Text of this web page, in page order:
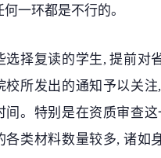
一环都是不行的。
选择复读的学生, 提前对
校所发出的通知予以关
间。特别是在资质审查
各类材料数量较多, 诸如